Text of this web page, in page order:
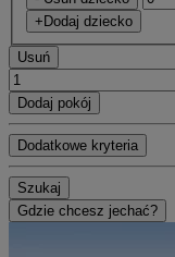
+Dodaj dziecko
Usuń
Dodaj pokój
Dodatkowe kryteria
Szukaj
Gdzie chcesz jechać?